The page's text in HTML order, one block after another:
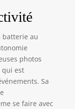
batterie au
photos
qui est
Sa
se faire avec